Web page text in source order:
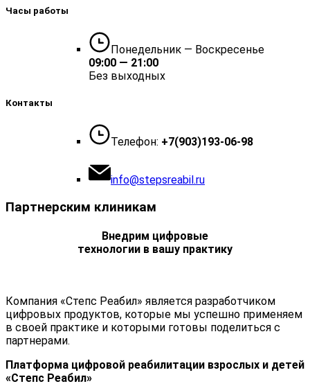
Часы работы
Понедельник — Воскресенье
09:00 — 21:00
Без выходных
Контакты
Телефон: +7(903)193-06-98
info@stepsreabil.ru
Партнерским клиникам
Внедрим цифровые
технологии в вашу практику
Компания «Степс Реабил» является разработчиком
цифровых продуктов, которые мы успешно применяем
в своей практике и которыми готовы поделиться с
партнерами.
Платформа цифровой реабилитации взрослых и детей
«Степс Реабил»